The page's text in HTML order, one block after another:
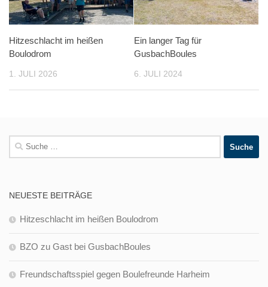
Hitzeschlacht im heißen
Boulodrom
1. JULI 2026
Ein langer Tag für
GusbachBoules
6. JULI 2024
Suche
nach:
NEUESTE BEITRÄGE
Hitzeschlacht im heißen Boulodrom
BZO zu Gast bei GusbachBoules
Freundschaftsspiel gegen Boulefreunde Harheim